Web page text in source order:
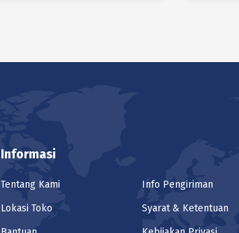
Informasi
Tentang Kami
Lokasi Toko
Info Pengiriman
Syarat & Ketentuan